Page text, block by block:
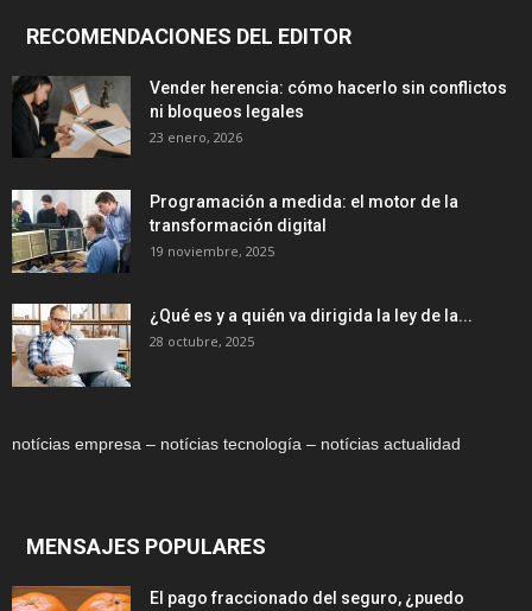
RECOMENDACIONES DEL EDITOR
Vender herencia: cómo hacerlo sin conflictos
ni bloqueos legales
23 enero, 2026
Programación a medida: el motor de la
transformación digital
19 noviembre, 2025
¿Qué es y a quién va dirigida la ley de la...
28 octubre, 2025
notícias empresa – notícias tecnología – notícias actualidad
MENSAJES POPULARES
El pago fraccionado del seguro, ¿puedo